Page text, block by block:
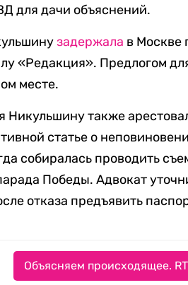
для дачи объяснений.
задержала в Москве
«Редакция». Предлогом
месте.
Никульшину также
статье о
собиралась проводить
Победы. Адвокат
отказа предъявить
Объясняем происходящее.